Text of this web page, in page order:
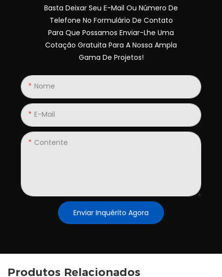
Basta Deixar Seu E-Mail Ou Número De
Telefone No Formulário De Contato
Para Que Possamos Enviar-Lhe Uma
Cotação Gratuita Para A Nossa Ampla
Gama De Projetos!
Nome
E-Mail
Contente
Enviar Inquérito Agora
Produtos Relacionados